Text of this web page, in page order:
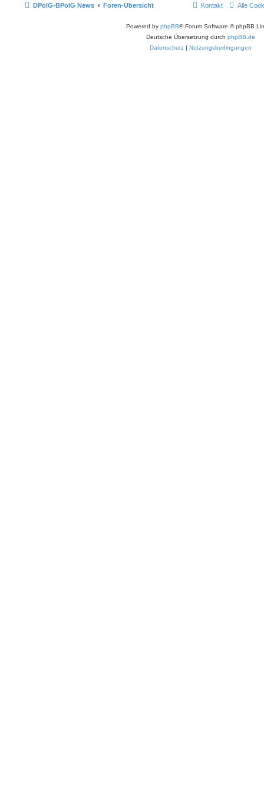
DPolG-BPolG News Foren-Übersicht Alle
Kontakt
Powered by phpBB® Forum Software © phpBB
Deutsche Übersetzung durch phpBB.de
Datenschutz | Nutzungsbedingungen